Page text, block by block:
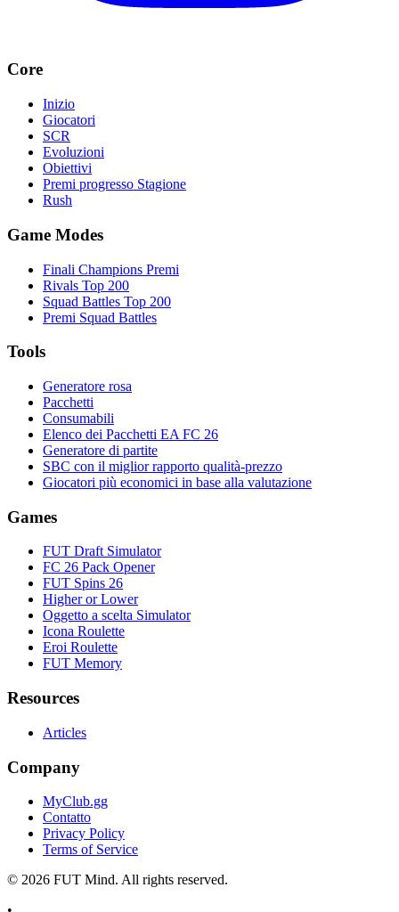
Core
Inizio
Giocatori
SCR
Evoluzioni
Obiettivi
Premi progresso Stagione
Rush
Game Modes
Finali Champions Premi
Rivals Top 200
Squad Battles Top 200
Premi Squad Battles
Tools
Generatore rosa
Pacchetti
Consumabili
Elenco dei Pacchetti EA FC 26
Generatore di partite
SBC con il miglior rapporto qualità-prezzo
Giocatori più economici in base alla valutazione
Games
FUT Draft Simulator
FC 26 Pack Opener
FUT Spins 26
Higher or Lower
Oggetto a scelta Simulator
Icona Roulette
Eroi Roulette
FUT Memory
Resources
Articles
Company
MyClub.gg
Contatto
Privacy Policy
Terms of Service
© 2026 FUT Mind. All rights reserved.